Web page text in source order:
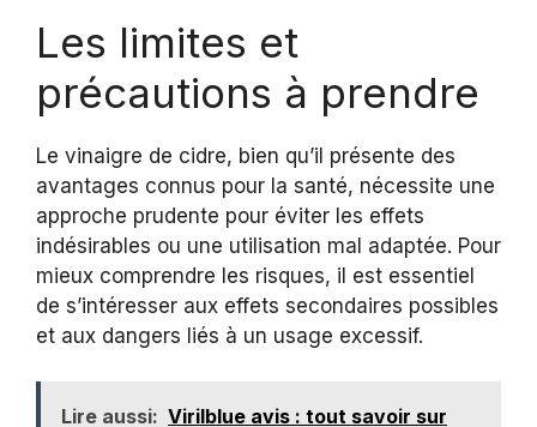
Les limites et
précautions à prendre
Le vinaigre de cidre, bien qu’il présente des
avantages connus pour la santé, nécessite une
approche prudente pour éviter les effets
indésirables ou une utilisation mal adaptée. Pour
mieux comprendre les risques, il est essentiel
de s’intéresser aux effets secondaires possibles
et aux dangers liés à un usage excessif.
Lire aussi: Virilblue avis : tout savoir sur